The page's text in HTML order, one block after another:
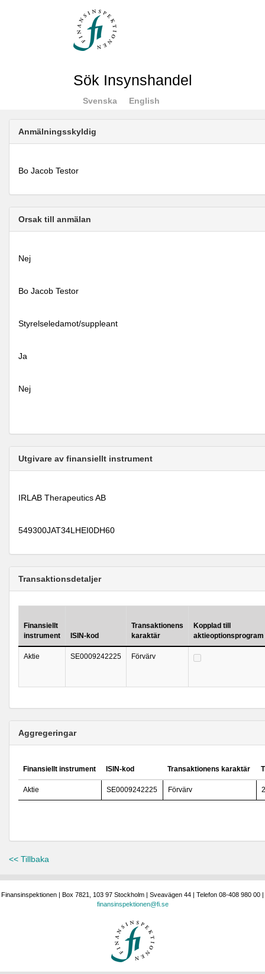
Sök Insynshandel
Svenska English
Anmälningsskyldig
Bo Jacob Testor
Orsak till anmälan
Nej
Bo Jacob Testor
Styrelseledamot/suppleant
Ja
Nej
Utgivare av finansiellt instrument
IRLAB Therapeutics AB
549300JAT34LHEI0DH60
Transaktionsdetaljer
Finansiellt
instrument
ISIN-kod
Transaktionens
karaktär
Kopplad till
aktieoptionsprogram
Aktie SE0009242225 Förvärv
Aggregeringar
Finansiellt instrument ISIN-kod Transaktionens karaktär
Aktie SE0009242225 Förvärv
<< Tillbaka
Finansinspektionen | Box 7821, 103 97 Stockholm | Sveavägen 44 | Telefon 08-408 980 00 |
finansinspektionen@fi.se